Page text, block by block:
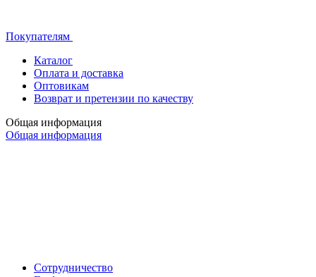
Покупателям
Каталог
Оплата и доставка
Оптовикам
Возврат и претензии по качеству
Общая информация
Общая информация
Сотрудничество